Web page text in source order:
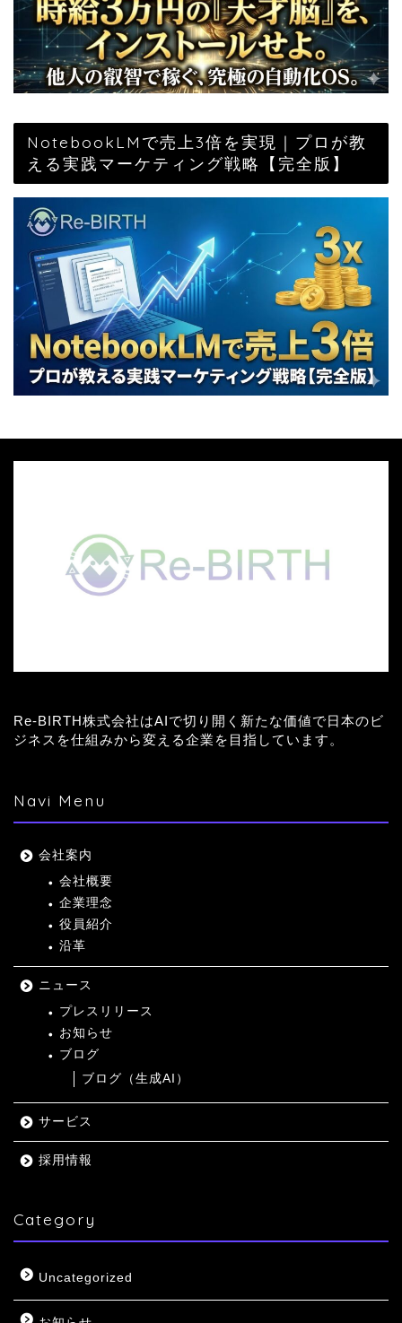
NotebookLMで売上3倍を実現｜プロが教
える実践マーケティング戦略【完全版】
Re-BIRTH株式会社はAIで切り開く新たな価値で日本のビ
ジネスを仕組みから変える企業を目指しています。
Navi Menu
会社案内
会社概要
企業理念
役員紹介
沿革
ニュース
プレスリリース
お知らせ
ブログ
ブログ（生成AI）
サービス
採用情報
Category
Uncategorized